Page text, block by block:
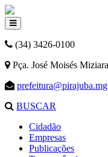
(34) 3426-0100
Pça. José Moisés
BUSCAR
Cidadão
Empresas
Publicações